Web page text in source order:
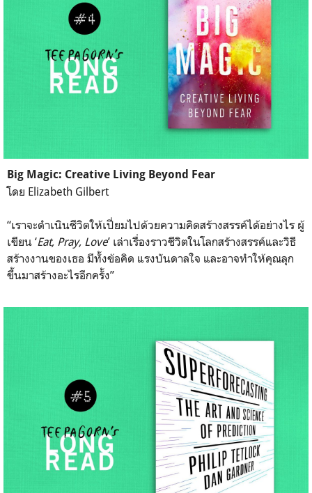
Big Magic: Creative Living Beyond Fear
โดย Elizabeth Gilbert
“เราจะดำเนินชีวิตให้เปี่ยมไปด้วยความคิดสร้างสรรค์ได้อย่างไร ผู้
เขียน ‘Eat, Pray, Love’ เล่าเรื่องราวชีวิตในโลกสร้างสรรค์และวิธี
สร้างงานของเธอ มีทั้งข้อคิด แรงบันดาลใจ และอาจทำให้คุณลุก
ขึ้นมาสร้างอะไรอีกครั้ง”